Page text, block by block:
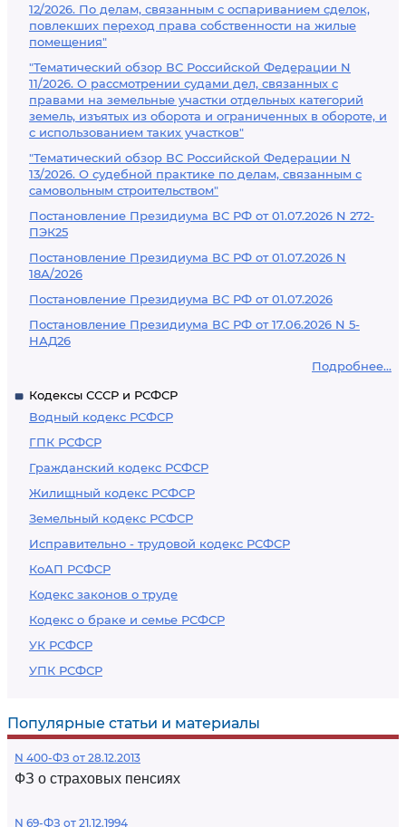
12/2026. По делам, связанным с оспариванием сделок,
повлекших переход права собственности на жилые
помещения"
"Тематический обзор ВС Российской Федерации N
11/2026. О рассмотрении судами дел, связанных с
правами на земельные участки отдельных категорий
земель, изъятых из оборота и ограниченных в обороте, и
с использованием таких участков"
"Тематический обзор ВС Российской Федерации N
13/2026. О судебной практике по делам, связанным с
самовольным строительством"
Постановление Президиума ВС РФ от 01.07.2026 N 272-
ПЭК25
Постановление Президиума ВС РФ от 01.07.2026 N
18А/2026
Постановление Президиума ВС РФ от 01.07.2026
Постановление Президиума ВС РФ от 17.06.2026 N 5-
НАД26
Подробнее...
Кодексы СССР и РСФСР
Водный кодекс РСФСР
ГПК РСФСР
Гражданский кодекс РСФСР
Жилищный кодекс РСФСР
Земельный кодекс РСФСР
Исправительно - трудовой кодекс РСФСР
КоАП РСФСР
Кодекс законов о труде
Кодекс о браке и семье РСФСР
УК РСФСР
УПК РСФСР
Популярные статьи и материалы
N 400-ФЗ от 28.12.2013
ФЗ о страховых пенсиях
N 69-ФЗ от 21.12.1994